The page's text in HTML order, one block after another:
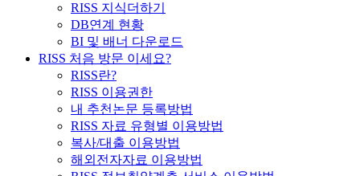
RISS 지식더하기
DB연계 현황
BI 및 배너 다운로드
RISS 처음 방문 이세요?
RISS란?
RISS 이용권한
내 추천논문 등록방법
RISS 자료 유형별 이용방법
복사/대출 이용방법
해외전자자료 이용방법